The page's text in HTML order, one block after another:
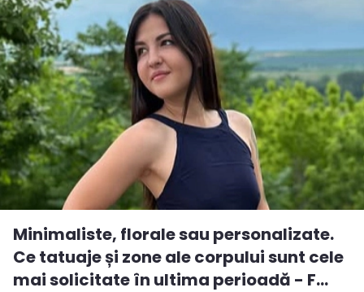
Minimaliste, florale sau personalizate.
Ce tatuaje și zone ale corpului sunt cele
mai solicitate în ultima perioadă - F...